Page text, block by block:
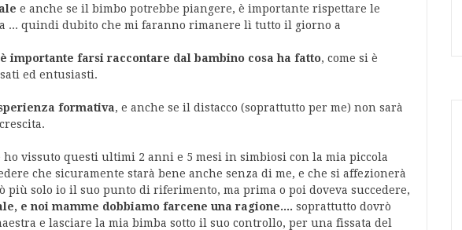
e anche se il bimbo potrebbe piangere, è importante rispettare le
... quindi dubito che mi faranno rimanere lì tutto il giorno a
è importante farsi raccontare dal bambino cosa ha fatto, come si è
ed entusiasti.
formativa, e anche se il distacco (soprattutto per me) non sarà
ho vissuto questi ultimi 2 anni e 5 mesi in simbiosi con la mia piccola
che sicuramente starà bene anche senza di me, e che si affezionerà
più solo io il suo punto di riferimento, ma prima o poi doveva succedere,
e noi mamme dobbiamo farcene una ragione.... soprattutto dovrò
e lasciare la mia bimba sotto il suo controllo, per una fissata del